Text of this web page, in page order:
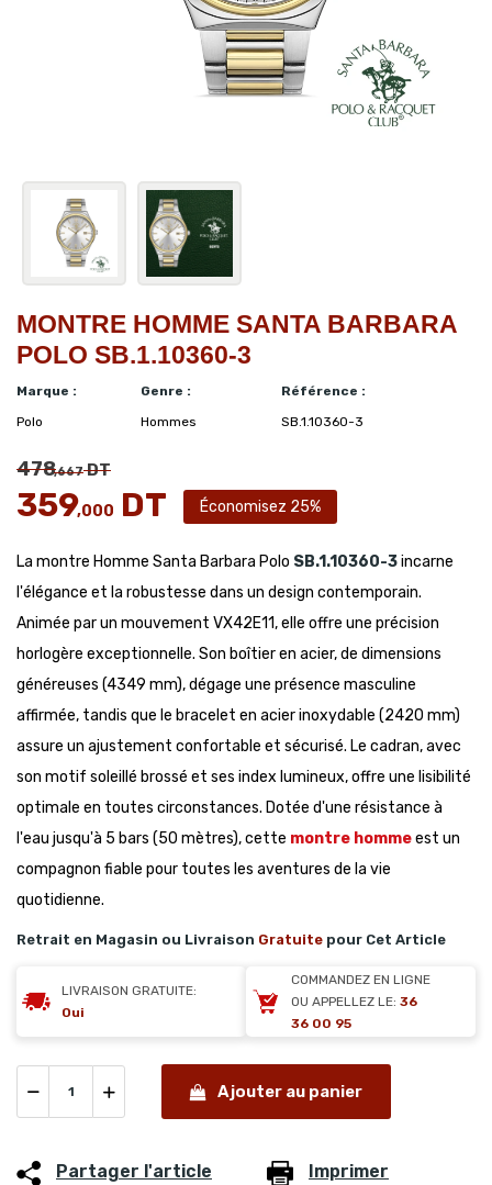
MONTRE HOMME SANTA BARBARA
POLO SB.1.10360-3
Marque :
Polo
Genre :
Hommes
Référence :
SB.1.10360-3
478,667DT
359,000 DT Économisez 25%
La montre Homme Santa Barbara Polo SB.1.10360-3incarne
l'élégance et la robustesse dans un design contemporain.
Animée par un mouvement VX42E11, elle offre une précision
horlogère exceptionnelle. Son boîtier en acier, de dimensions
généreuses (4349 mm), dégage une présence masculine
affirmée, tandis que le bracelet en acier inoxydable (2420 mm)
assure un ajustement confortable et sécurisé. Le cadran, avec
son motif soleillé brossé et ses index lumineux, offre une lisibilité
optimale en toutes circonstances. Dotée d'une résistance à
l'eau jusqu'à 5 bars (50 mètres), cette montre hommeest un
compagnon fiable pour toutes les aventures de la vie
quotidienne.
Retrait en Magasin ou Livraison Gratuite pour Cet Article
LIVRAISON GRATUITE:
Oui
COMMANDEZ EN LIGNE
OU APPELLEZ LE: 36
36 00 95
Ajouter au panier
Partager l'article Imprimer